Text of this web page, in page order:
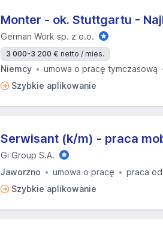
Monter - ok. Stuttgartu -
German Work sp. z o.o.
3 000-3 200 € netto / mies.
Niemcy umowa o pracę tymczasową
Szybkie aplikowanie
Serwisant (k/m) - praca
Gi Group S.A.
Jaworzno
umowa o pracę
praca
Szybkie aplikowanie